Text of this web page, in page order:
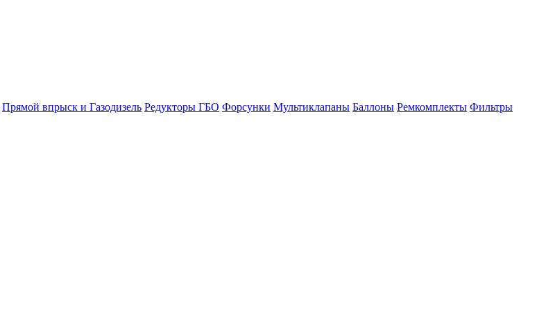
Прямой впрыск и Газодизель Редукторы ГБО Форсунки Мультиклапаны Баллоны Ремкомплекты Фильтры